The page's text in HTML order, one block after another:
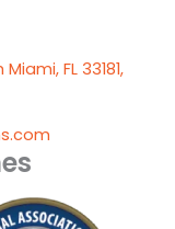
FL 33181,